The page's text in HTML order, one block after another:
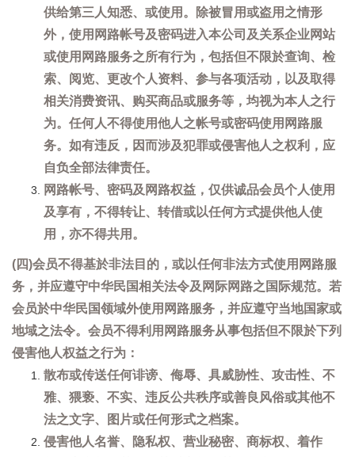
供给第三人知悉、或使用。除被冒用或盗用之情形
外，使用网路帐号及密码进入本公司及关系企业网站
或使用网路服务之所有行为，包括但不限於查询、检
索、阅览、更改个人资料、参与各项活动，以及取得
相关消费资讯、购买商品或服务等，均视为本人之行
为。任何人不得使用他人之帐号或密码使用网路服
务。如有违反，因而涉及犯罪或侵害他人之权利，应
自负全部法律责任。
网路帐号、密码及网路权益，仅供诚品会员个人使用
及享有，不得转让、转借或以任何方式提供他人使
用，亦不得共用。
(四)会员不得基於非法目的，或以任何非法方式使用网路服
务，并应遵守中华民国相关法令及网际网路之国际规范。若
会员於中华民国领域外使用网路服务，并应遵守当地国家或
地域之法令。会员不得利用网路服务从事包括但不限於下列
侵害他人权益之行为：
散布或传送任何诽谤、侮辱、具威胁性、攻击性、不
雅、猥亵、不实、违反公共秩序或善良风俗或其他不
法之文字、图片或任何形式之档案。
侵害他人名誉、隐私权、营业秘密、商标权、着作